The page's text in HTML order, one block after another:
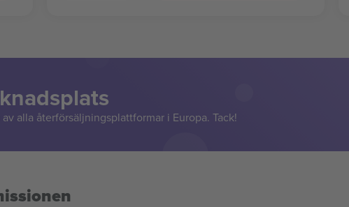
alla återförsäljningsplattformar i Europa. Tack!